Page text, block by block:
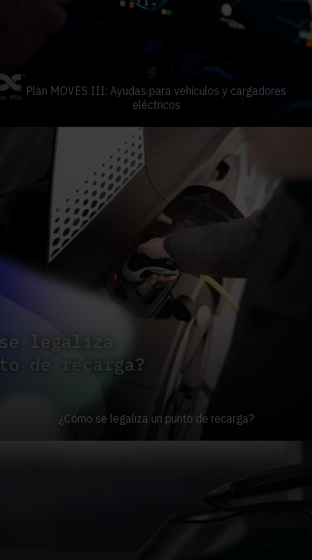
Plan MOVES III: Ayudas para vehículos y cargadores
eléctricos
¿Cómo se legaliza un punto de recarga?